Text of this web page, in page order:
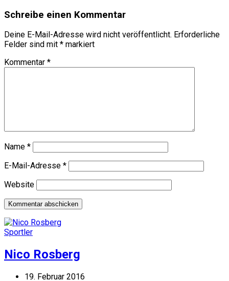
Schreibe einen Kommentar
Deine E-Mail-Adresse wird nicht veröffentlicht. Erforderliche
Felder sind mit * markiert
Kommentar *
Name *
E-Mail-Adresse *
Website
Sportler
Nico Rosberg
19. Februar 2016